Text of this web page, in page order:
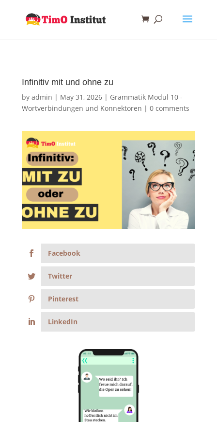
Infinitiv mit und ohne zu
by admin | May 31, 2026| Grammatik Modul 10 -
Wortverbindungen und Konnektoren | 0 comments
Facebook
Twitter
Pinterest
LinkedIn